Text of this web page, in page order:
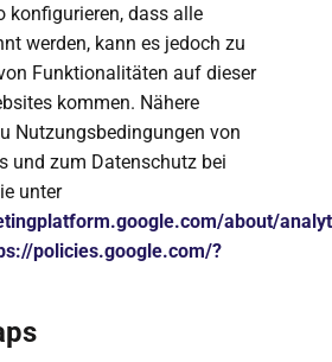
konfigurieren, dass alle
werden, kann es jedoch zu
Funktionalitäten auf dieser
kommen. Nähere
Nutzungsbedingungen von
und zum Datenschutz bei
unter
about/
policies.google.com/?